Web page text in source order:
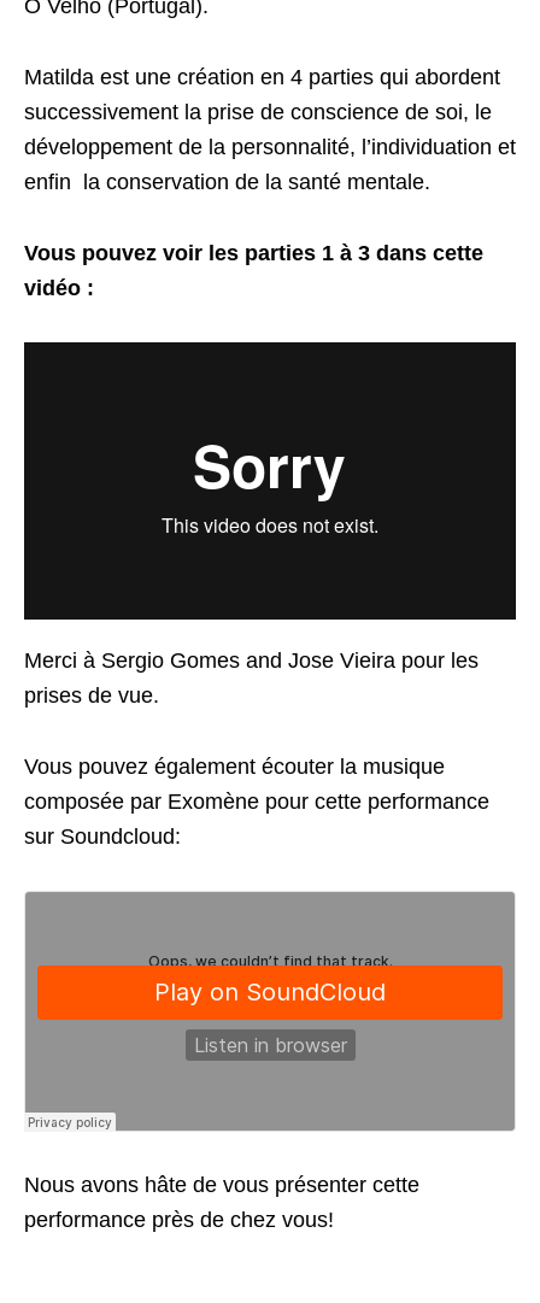
O Velho (Portugal).
Matilda est une création en 4 parties qui abordent
successivement la prise de conscience de soi, le
développement de la personnalité, l’individuation et
enfin la conservation de la santé mentale.
Vous pouvez voir les parties 1 à 3 dans cette
vidéo :
Merci à Sergio Gomes and Jose Vieira pour les
prises de vue.
Vous pouvez également écouter la musique
composée par Exomène pour cette performance
sur Soundcloud:
Nous avons hâte de vous présenter cette
performance près de chez vous!